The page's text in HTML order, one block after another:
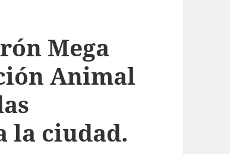
Mega
Animal
la ciudad.